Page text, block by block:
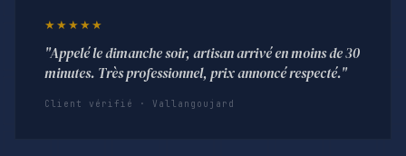
★★★★★
"Appelé le dimanche soir, artisan arrivé en moins de 30
minutes. Très professionnel, prix annoncé respecté."
Client vérifié · Vallangoujard